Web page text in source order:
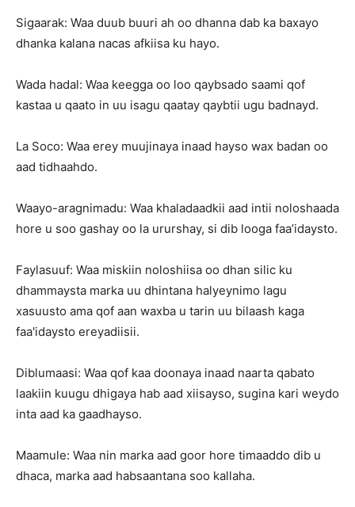
Sigaarak: Waa duub buuri ah oo dhanna dab ka baxayo
dhanka kalana nacas afkiisa ku hayo.
Wada hadal: Waa keegga oo loo qaybsado saami qof
kastaa u qaato in uu isagu qaatay qaybtii ugu badnayd.
La Soco: Waa erey muujinaya inaad hayso wax badan oo
aad tidhaahdo.
Waayo-aragnimadu: Waa khaladaadkii aad intii noloshaada
hore u soo gashay oo la ururshay, si dib looga faa’idaysto.
Faylasuuf: Waa miskiin noloshiisa oo dhan silic ku
dhammaysta marka uu dhintana halyeynimo lagu
xasuusto ama qof aan waxba u tarin uu bilaash kaga
faa'idaysto ereyadiisii.
Diblumaasi: Waa qof kaa doonaya inaad naarta qabato
laakiin kuugu dhigaya hab aad xiisayso, sugina kari weydo
inta aad ka gaadhayso.
Maamule: Waa nin marka aad goor hore timaaddo dib u
dhaca, marka aad habsaantana soo kallaha.